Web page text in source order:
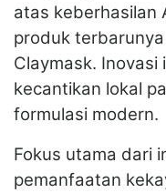
atas keberhasilan
produk
Claymask.
kecantikan lokal
formulasi modern.
Fokus utama dari
pemanfaatan